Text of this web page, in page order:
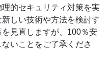
的セキュリティ対策を実
しい技術や方法を検討す
見直しますが、100％安
いことをご了承くださ